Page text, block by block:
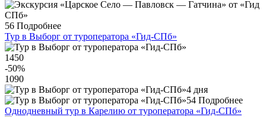
56 Подробнее
Тур в Выборг от туроператора «Гид-СПб»
1450
-50%
1090
4 дня
54 Подробнее
Однодневный тур в Карелию от туроператора «Гид-СПб»